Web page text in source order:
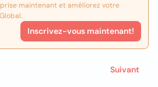
maintenant et améliorez votre
Inscrivez-vous maintenant!
Suivant